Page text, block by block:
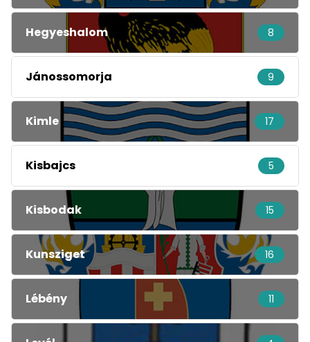
Hegyeshalom 8
Jánossomorja 9
Kimle 17
Kisbajcs 5
Kisbodak 15
Kunsziget 16
Lébény 11